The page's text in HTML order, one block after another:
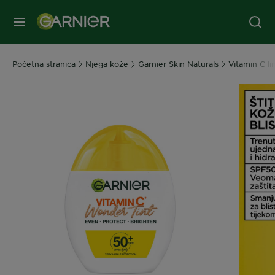
IZBORNIK
Početna stranica Njega kože Garnier Skin Naturals Vitamin C